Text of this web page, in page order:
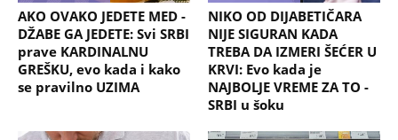
AKO OVAKO JEDETE MED -
DŽABE GA JEDETE: Svi SRBI
prave KARDINALNU
GREŠKU, evo kada i kako
se pravilno UZIMA
NIKO OD DIJABETIČARA
NIJE SIGURAN KADA
TREBA DA IZMERI ŠEĆER U
KRVI: Evo kada je
NAJBOLJE VREME ZA TO -
SRBI u šoku